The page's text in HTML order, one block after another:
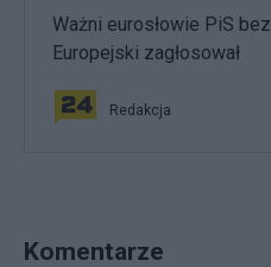
Ważni eurosłowie PiS
Europejski zagłosował
Redakcja
Komentarze